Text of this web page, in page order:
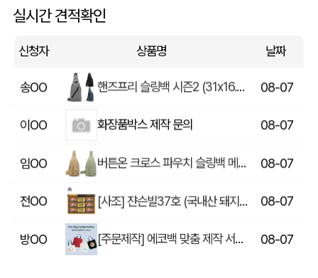
실시간 견적확인
신청자 상품명 날짜
이OO 상품제안(웰컴키트제작)
윤OO 08-07
송OO 08-07
이OO 화장품박스 제작 문의 08-07
임OO 08-07
전OO 08-07
방OO 08-07